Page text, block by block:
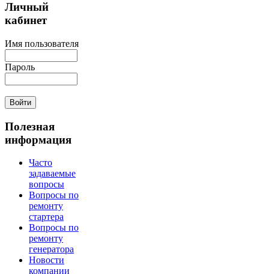
Личный
кабинет
Имя пользователя
Пароль
Полезная
информация
Часто
задаваемые
вопросы
Вопросы по
ремонту
стартера
Вопросы по
ремонту
генератора
Новости
компании